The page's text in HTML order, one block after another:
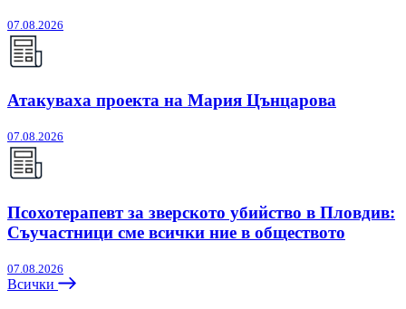
07.08.2026
Атакуваха проекта на Мария Цънцарова
07.08.2026
Псохотерапевт за зверското убийство в Пловдив:
Съучастници сме всички ние в обществото
07.08.2026
Всички